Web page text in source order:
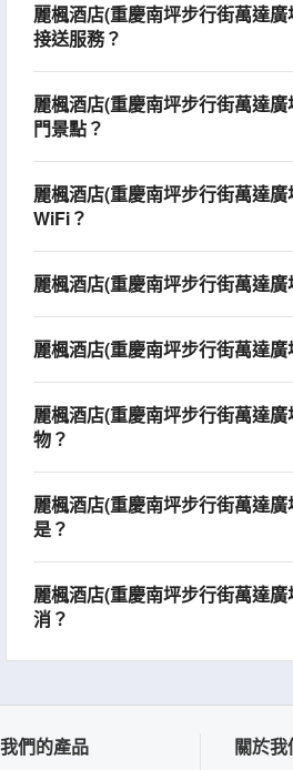
麗楓酒店(重慶南坪步行街萬達
接送服務？
麗楓酒店(重慶南坪步行街萬達
門景點？
麗楓酒店(重慶南坪步行街萬達
WiFi？
麗楓酒店(重慶南坪步行街萬達
麗楓酒店(重慶南坪步行街萬達廣
麗楓酒店(重慶南坪步行街萬達
物？
麗楓酒店(重慶南坪步行街萬達
是？
麗楓酒店(重慶南坪步行街萬達
消？
我們的產品 關於我